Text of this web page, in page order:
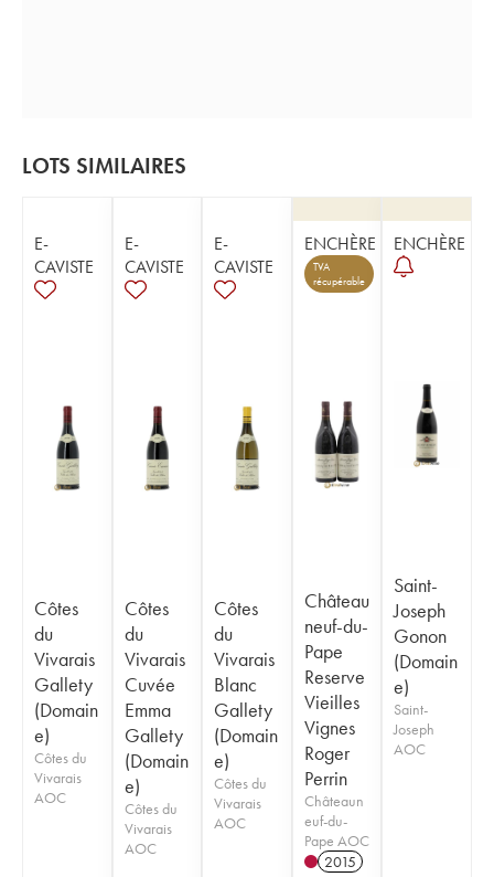
LOTS SIMILAIRES
E-
CAVISTE
Côtes
du
Vivarais
Gallety
(Domain
e)
Côtes du
Vivarais
AOC
E-
CAVISTE
Côtes
du
Vivarais
Cuvée
Emma
Gallety
(Domain
e)
Côtes du
Vivarais
AOC
E-
CAVISTE
Côtes
du
Vivarais
Blanc
Gallety
(Domain
e)
Côtes du
Vivarais
AOC
ENCHÈRE
TVA
récupérable
Château
neuf-du-
Pape
Reserve
Vieilles
Vignes
Roger
Perrin
Châteaun
euf-du-
Pape AOC
2015
ENCHÈRE
Saint-
Joseph
Gonon
(Domain
e)
Saint-
Joseph
AOC